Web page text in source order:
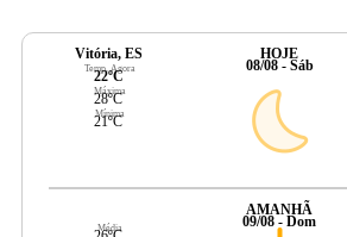
Vitória, ES
Temp. Agora
22ºC
Máxima
28ºC
Mínima
21ºC
HOJE
08/08 - Sáb
Média
AMANHÃ
09/08 - Dom